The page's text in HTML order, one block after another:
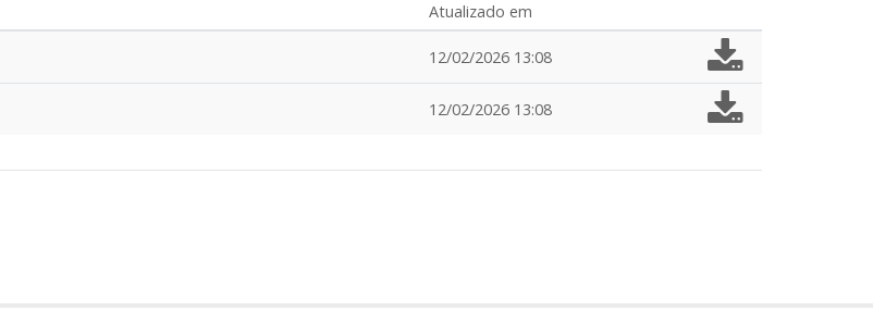
Atualizado em
12/02/2026 13:08
12/02/2026 13:08